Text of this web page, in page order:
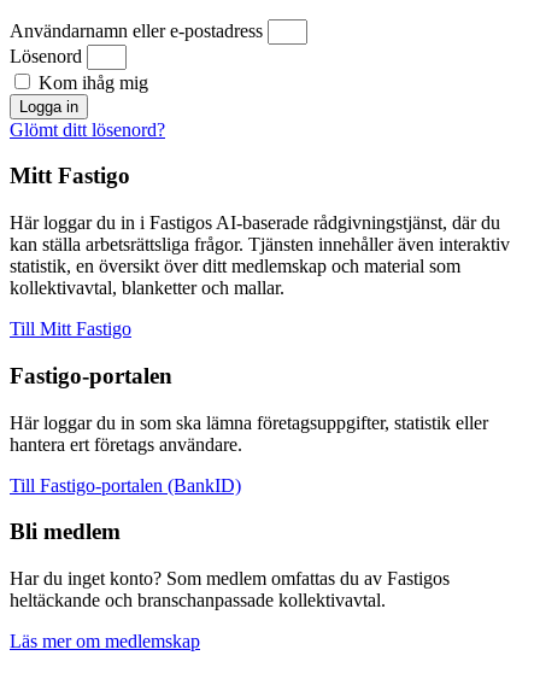
Användarnamn eller e-postadress
Lösenord
Kom ihåg mig
Logga in
Glömt ditt lösenord?
Mitt Fastigo
Här loggar du in i Fastigos AI-baserade rådgivningstjänst, där du
kan ställa arbetsrättsliga frågor. Tjänsten innehåller även interaktiv
statistik, en översikt över ditt medlemskap och material som
kollektivavtal, blanketter och mallar.
Till Mitt Fastigo
Fastigo-portalen
Här loggar du in som ska lämna företagsuppgifter, statistik eller
hantera ert företags användare.
Till Fastigo-portalen (BankID)
Bli medlem
Har du inget konto? Som medlem omfattas du av Fastigos
heltäckande och branschanpassade kollektivavtal.
Läs mer om medlemskap